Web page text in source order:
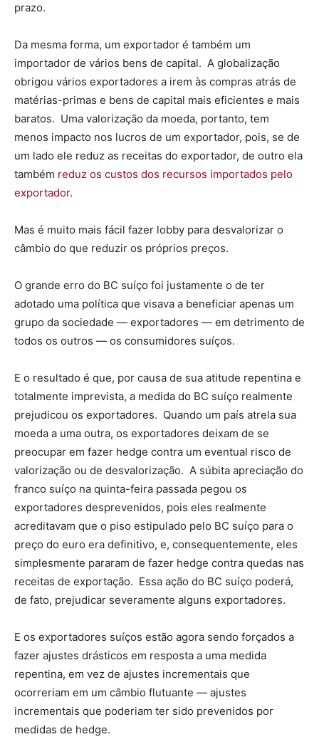
prazo.
Da mesma forma, um exportador é também um
importador de vários bens de capital. A globalização
obrigou vários exportadores a irem às compras atrás de
matérias-primas e bens de capital mais eficientes e mais
baratos. Uma valorização da moeda, portanto, tem
menos impacto nos lucros de um exportador, pois, se de
um lado ele reduz as receitas do exportador, de outro ela
também reduz os custos dos recursos importados pelo
exportador.
Mas é muito mais fácil fazer lobby para desvalorizar o
câmbio do que reduzir os próprios preços.
O grande erro do BC suíço foi justamente o de ter
adotado uma política que visava a beneficiar apenas um
grupo da sociedade — exportadores — em detrimento de
todos os outros — os consumidores suíços.
E o resultado é que, por causa de sua atitude repentina e
totalmente imprevista, a medida do BC suíço realmente
prejudicou os exportadores. Quando um país atrela sua
moeda a uma outra, os exportadores deixam de se
preocupar em fazer hedge contra um eventual risco de
valorização ou de desvalorização. A súbita apreciação do
franco suíço na quinta-feira passada pegou os
exportadores desprevenidos, pois eles realmente
acreditavam que o piso estipulado pelo BC suíço para o
preço do euro era definitivo, e, consequentemente, eles
simplesmente pararam de fazer hedge contra quedas nas
receitas de exportação. Essa ação do BC suíço poderá,
de fato, prejudicar severamente alguns exportadores.
E os exportadores suíços estão agora sendo forçados a
fazer ajustes drásticos em resposta a uma medida
repentina, em vez de ajustes incrementais que
ocorreriam em um câmbio flutuante — ajustes
incrementais que poderiam ter sido prevenidos por
medidas de hedge.